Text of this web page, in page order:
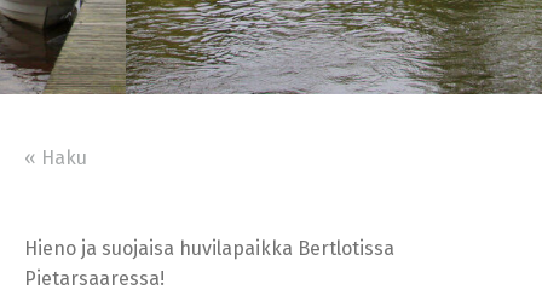
« Haku
Hieno ja suojaisa huvilapaikka Bertlotissa
Pietarsaaressa!